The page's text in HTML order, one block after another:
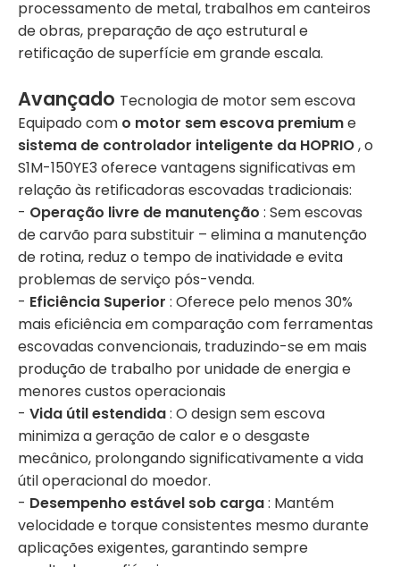
processamento de metal, trabalhos em canteiros
de obras, preparação de aço estrutural e
retificação de superfície em grande escala.
Avançado Tecnologia de motor sem escova
Equipado com o motor sem escova premiume
sistema de controlador inteligente da HOPRIO, o
S1M-150YE3 oferece vantagens significativas em
relação às retificadoras escovadas tradicionais:
- Operação livre de manutenção : Sem escovas
de carvão para substituir – elimina a manutenção
de rotina, reduz o tempo de inatividade e evita
problemas de serviço pós-venda.
- Eficiência Superior : Oferece pelo menos 30%
mais eficiência em comparação com ferramentas
escovadas convencionais, traduzindo-se em mais
produção de trabalho por unidade de energia e
menores custos operacionais
- Vida útil estendida: O design sem escova
minimiza a geração de calor e o desgaste
mecânico, prolongando significativamente a vida
útil operacional do moedor.
- Desempenho estável sob carga: Mantém
velocidade e torque consistentes mesmo durante
aplicações exigentes, garantindo sempre